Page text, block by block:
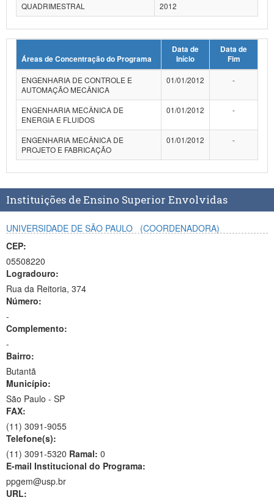
Planalto
QUADRIMESTRAL
2012
Áreas de Concentração do Programa
Data de
Início
Data de
Fim
ENGENHARIA DE CONTROLE E
AUTOMAÇÃO MECÂNICA
01/01/2012 -
ENGENHARIA MECÂNICA DE
ENERGIA E FLUIDOS
01/01/2012 -
ENGENHARIA MECÂNICA DE
PROJETO E FABRICAÇÃO
01/01/2012 -
Instituições de Ensino Superior Envolvidas
UNIVERSIDADE DE SÃO PAULO
(COORDENADORA)
CEP:
05508220
Logradouro:
Rua da Reitoria, 374
Número:
-
Complemento:
-
Bairro:
Butantã
Município:
São Paulo - SP
FAX:
(11) 3091-9055
Telefone(s):
(11) 3091-5320 Ramal: 0
E-mail Institucional do Programa:
ppgem@usp.br
URL: